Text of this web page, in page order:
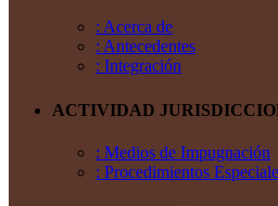
: Acerca de
: Antecedentes
: Integración
ACTIVIDAD
: Medios de Impugnación
: Procedimientos